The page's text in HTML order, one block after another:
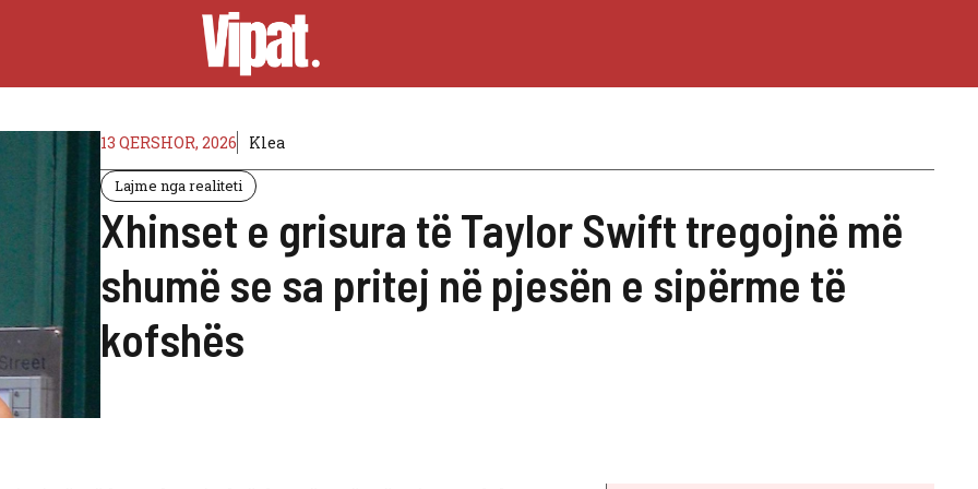
13 QERSHOR, 2026 Klea
Lajme nga realiteti
Xhinset e grisura të Taylor Swift tregojnë më
shumë se sa pritej në pjesën e sipërme të
kofshës